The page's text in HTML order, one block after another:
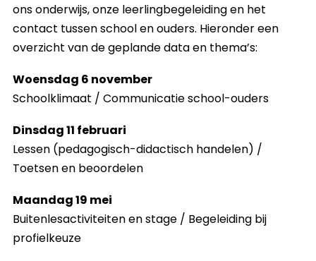
ons onderwijs, onze leerlingbegeleiding en het
contact tussen school en ouders. Hieronder een
overzicht van de geplande data en thema’s:
Woensdag 6 november
Schoolklimaat / Communicatie school-ouders
Dinsdag 11 februari
Lessen (pedagogisch-didactisch handelen) /
Toetsen en beoordelen
Maandag 19 mei
Buitenlesactiviteiten en stage / Begeleiding bij
profielkeuze